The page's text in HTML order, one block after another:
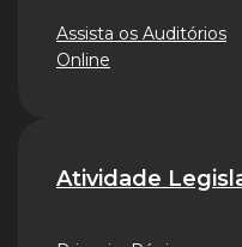
Assista os Auditórios
Online
Atividade